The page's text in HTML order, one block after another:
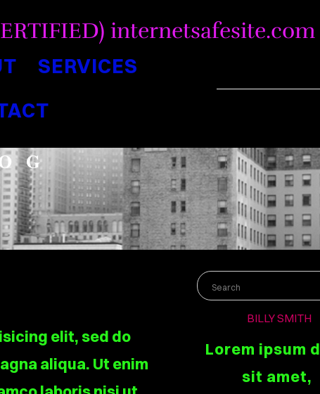
internetsafesite.com
SERVICES
elit, sed do
aliqua. Ut enim
BILLY SMITH
Lorem ipsum
sit amet,